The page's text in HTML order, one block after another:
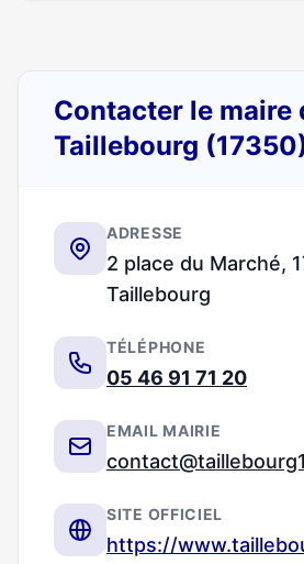
Contacter le maire
Taillebourg
ADRESSE
2 place du Marché,
Taillebourg
TÉLÉPHONE
05 46 91 71 20
EMAIL MAIRIE
SITE OFFICIEL
https://